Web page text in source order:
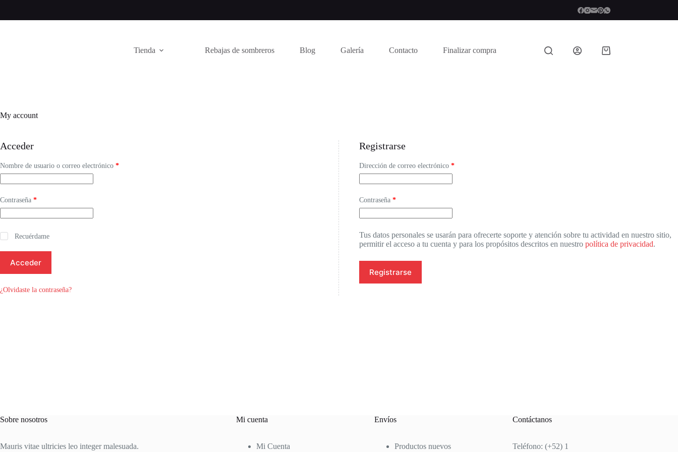
contenido
Tienda Rebajas de sombreros Blog Galería Contacto Finalizar compra
Shopping
My account
Acceder
Nombre de usuario o correo electrónico *Obligatorio
Contraseña *Obligatorio
Recuérdame
Acceder
¿Olvidaste la contraseña?
Registrarse
Dirección de correo electrónico *Obligatorio
Contraseña *Obligatorio
Tus datos personales se usarán para ofrecerte soporte y atención sobre tu actividad en nuestro sitio,
permitir el acceso a tu cuenta y para los propósitos descritos en nuestro política de privacidad.
Registrarse
Sobre nosotros
Mauris vitae ultricies leo integer malesuada.
Mi cuenta
Mi Cuenta
Envíos
Productos nuevos
Contáctanos
Teléfono: (+52) 1